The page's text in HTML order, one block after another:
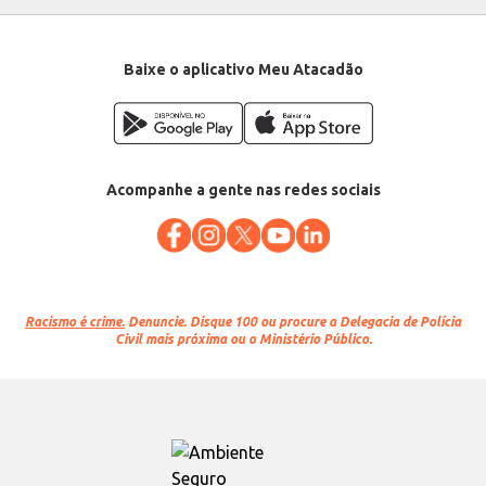
Baixe o aplicativo Meu Atacadão
Acompanhe a gente nas redes sociais
Racismo é crime. Denuncie. Disque 100 ou procure a Delegacia de Polícia
Civil mais próxima ou o Ministério Público.